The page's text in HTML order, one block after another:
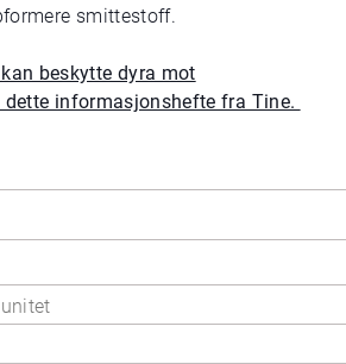
smittestoff.
beskytte dyra mot
informasjonshefte fra Tine.